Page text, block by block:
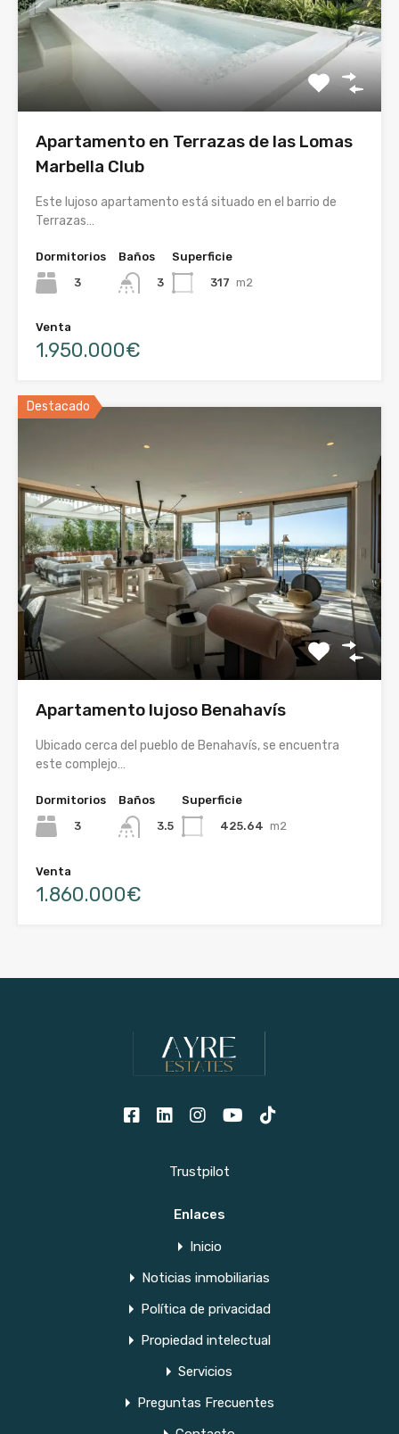
Apartamento en Terrazas de las Lomas
Marbella Club
Este lujoso apartamento está situado en el barrio de
Terrazas…
Dormitorios
3
Baños
3
Superficie
317 m2
Venta
1.950.000€
Destacado
Apartamento lujoso Benahavís
Ubicado cerca del pueblo de Benahavís, se encuentra
este complejo…
Dormitorios
3
Baños
3.5
Superficie
425.64 m2
Venta
1.860.000€
Trustpilot
Enlaces
Inicio
Noticias inmobiliarias
Política de privacidad
Propiedad intelectual
Servicios
Preguntas Frecuentes